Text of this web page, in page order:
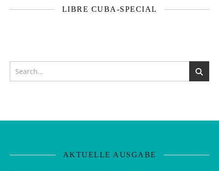
LIBRE CUBA-SPECIAL
AKTUELLE AUSGABE